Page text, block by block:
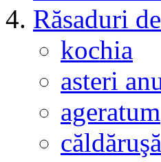
Răsaduri
kochia
asteri
ageratum
căldăruşă